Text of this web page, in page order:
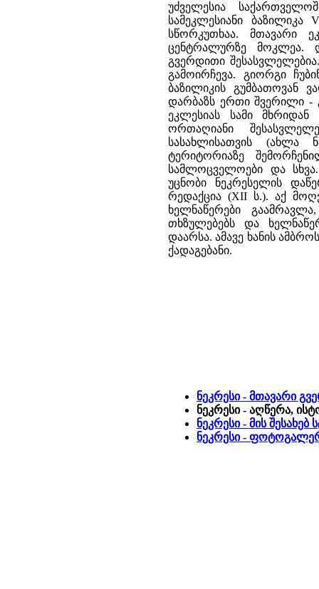
უძველესია
სამეკლესიანი ბაზილიკა
სწორკუთხაა. მთავარი
ცენტრალურზე
გვერდითი
გამოირჩევა. გიორგი
ბაზილიკის გუმბათოვან
დარბაზს ერთი შვერილი -
ეკლესიას სამი
ორთაღიანი
სასახლისათვის (ახლა
ტერიტორიაზე
სამლოცველოები და
უცნობი ნეკრესელის
რედაქცია (XII ს.). აქ
ხელნაწერები
თხზულებებს და
დაარსა. ამავე ხანის
ქადაგებანი.
ნეკრესი - მთავარი
ნეკრესი - აღწერა,
ნეკრესი - მის
ნეკრესი -